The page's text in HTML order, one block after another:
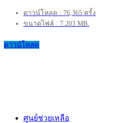
ดาวน์โหลด : 76,365 ครั้ง
ขนาดไฟล์ : 7.203 MB.
ดาวน์โหลด
ศูนย์ช่วยเหลือ